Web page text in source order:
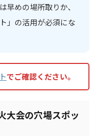
早めの場所取りか、
」の活用が必須にな
でご確認ください。
大会の穴場スポッ